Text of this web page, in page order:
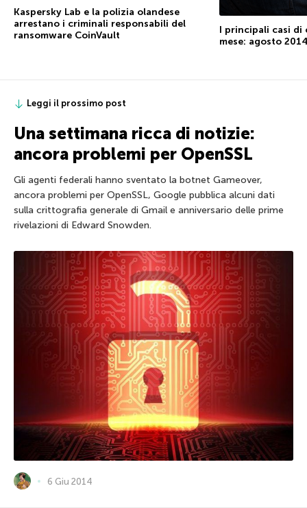
Kaspersky Lab e la polizia olandese
arrestano i criminali responsabili del
ransomware CoinVault
I principali casi di
mese: agosto
Leggi il prossimo post
Una settimana ricca di notizie:
ancora problemi per OpenSSL
Gli agenti federali hanno sventato la botnet Gameover,
ancora problemi per OpenSSL, Google pubblica alcuni dati
sulla crittografia generale di Gmail e anniversario delle prime
rivelazioni di Edward Snowden.
6 Giu 2014